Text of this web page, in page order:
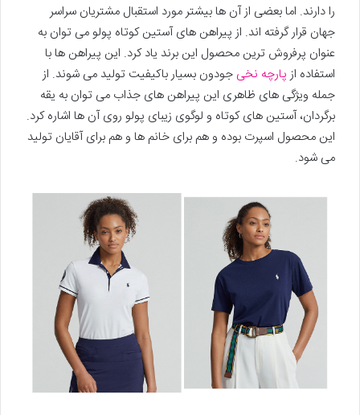
را دارند. اما بعضی از آن ها بیشتر مورد استقبال مشتریان سراسر
جهان قرار گرفته اند. از پیراهن های آستین کوتاه پولو می توان به
عنوان پرفروش ترین محصول این برند یاد کرد. این پیراهن ها با
استفاده از پارچه نخی جودون بسیار باکیفیت تولید می شوند. از
جمله ویژگی های ظاهری این پیراهن های جذاب می توان به یقه
برگردان، آستین های کوتاه و لوگوی زیبای پولو روی آن ها اشاره کرد.
این محصول اسپرت بوده و هم برای خانم ها و هم برای آقایان تولید
می شود.